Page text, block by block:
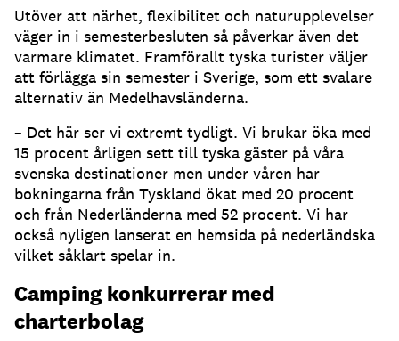
Utöver att närhet, flexibilitet och naturupplevelser
väger in i semesterbesluten så påverkar även det
varmare klimatet. Framförallt tyska turister väljer
att förlägga sin semester i Sverige, som ett svalare
alternativ än Medelhavsländerna.
– Det här ser vi extremt tydligt. Vi brukar öka med
15 procent årligen sett till tyska gäster på våra
svenska destinationer men under våren har
bokningarna från Tyskland ökat med 20 procent
och från Nederländerna med 52 procent. Vi har
också nyligen lanserat en hemsida på nederländska
vilket såklart spelar in.
Camping konkurrerar med
charterbolag